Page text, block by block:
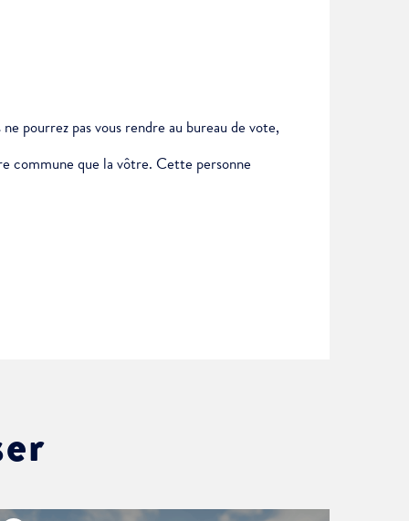
pourrez pas vous rendre au bureau de vote,
commune que la vôtre. Cette personne